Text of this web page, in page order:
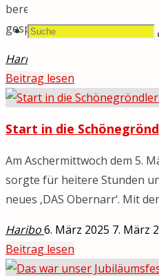
Suche
Suchen ein
Fest!"
bereit um die sieben Gast-
gespielt hat, gab es kurz vor
Haribo
Beitrag lesen
23.
Gugge-
Treffe"
Start in die
Am Aschermittwoch dem 5.
sorgte für heitere Stunden
neues ‚DAS Obernarr‘. Mit
Haribo6. März 2025 7. März
Beitrag lesen
in